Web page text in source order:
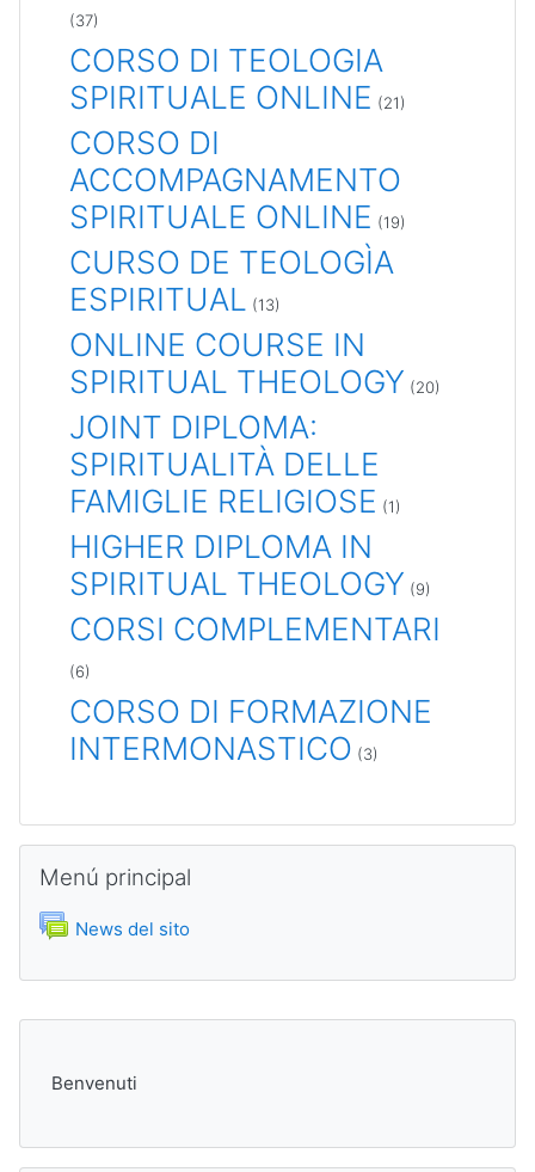
(37)
CORSO DI TEOLOGIA
SPIRITUALE ONLINE (21)
CORSO DI
ACCOMPAGNAMENTO
SPIRITUALE ONLINE (19)
CURSO DE TEOLOGÌA
ESPIRITUAL (13)
ONLINE COURSE IN
SPIRITUAL THEOLOGY (20)
JOINT DIPLOMA:
SPIRITUALITÀ DELLE
FAMIGLIE RELIGIOSE (1)
HIGHER DIPLOMA IN
SPIRITUAL THEOLOGY (9)
CORSI COMPLEMENTARI
(6)
CORSO DI FORMAZIONE
INTERMONASTICO (3)
Menú principal
News del sito
Benvenuti